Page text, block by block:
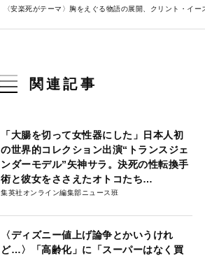
〈安楽死がテーマ〉胸をえぐる物語の展開、クリント・イ
関連記事
「大腸を切って女性器にした」日本人初
の世界的コレクション出演“トランスジェ
ンダーモデル”矢神サラ。決死の性転換手
術と彼女をささえたオトコたち…
集英社オンライン編集部ニュース班
〈ディズニー値上げ論争とかいうけれ
ど…〉「高齢化」に「スーパーはなく買